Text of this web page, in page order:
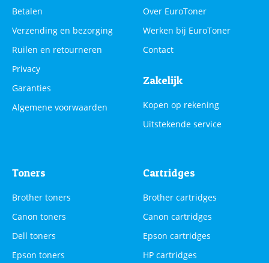
Betalen
Verzending en bezorging
Ruilen en retourneren
Privacy
Garanties
Algemene voorwaarden
Over EuroToner
Werken bij EuroToner
Contact
Zakelijk
Kopen op rekening
Uitstekende service
Toners
Brother toners
Canon toners
Dell toners
Epson toners
Cartridges
Brother cartridges
Canon cartridges
Epson cartridges
HP cartridges